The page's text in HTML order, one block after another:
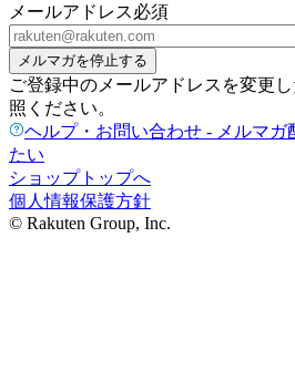
メールアドレス必須
メルマガを停止する
ご登録中のメールアドレスを変更
照ください。
ヘルプ・お問い合わせ - メルマガ
たい
ショップトップへ
個人情報保護方針
© Rakuten Group, Inc.